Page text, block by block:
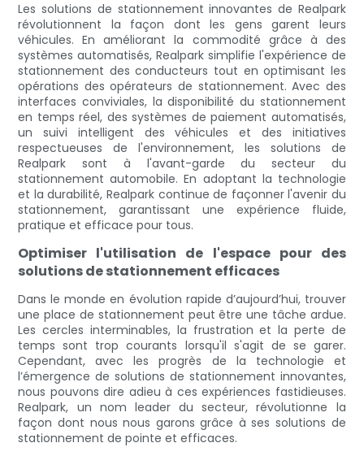
Les solutions de stationnement innovantes de Realpark
révolutionnent la façon dont les gens garent leurs
véhicules. En améliorant la commodité grâce à des
systèmes automatisés, Realpark simplifie l'expérience de
stationnement des conducteurs tout en optimisant les
opérations des opérateurs de stationnement. Avec des
interfaces conviviales, la disponibilité du stationnement
en temps réel, des systèmes de paiement automatisés,
un suivi intelligent des véhicules et des initiatives
respectueuses de l'environnement, les solutions de
Realpark sont à l'avant-garde du secteur du
stationnement automobile. En adoptant la technologie
et la durabilité, Realpark continue de façonner l'avenir du
stationnement, garantissant une expérience fluide,
pratique et efficace pour tous.
Optimiser l'utilisation de l'espace pour des
solutions de stationnement efficaces
Dans le monde en évolution rapide d’aujourd’hui, trouver
une place de stationnement peut être une tâche ardue.
Les cercles interminables, la frustration et la perte de
temps sont trop courants lorsqu'il s'agit de se garer.
Cependant, avec les progrès de la technologie et
l’émergence de solutions de stationnement innovantes,
nous pouvons dire adieu à ces expériences fastidieuses.
Realpark, un nom leader du secteur, révolutionne la
façon dont nous nous garons grâce à ses solutions de
stationnement de pointe et efficaces.